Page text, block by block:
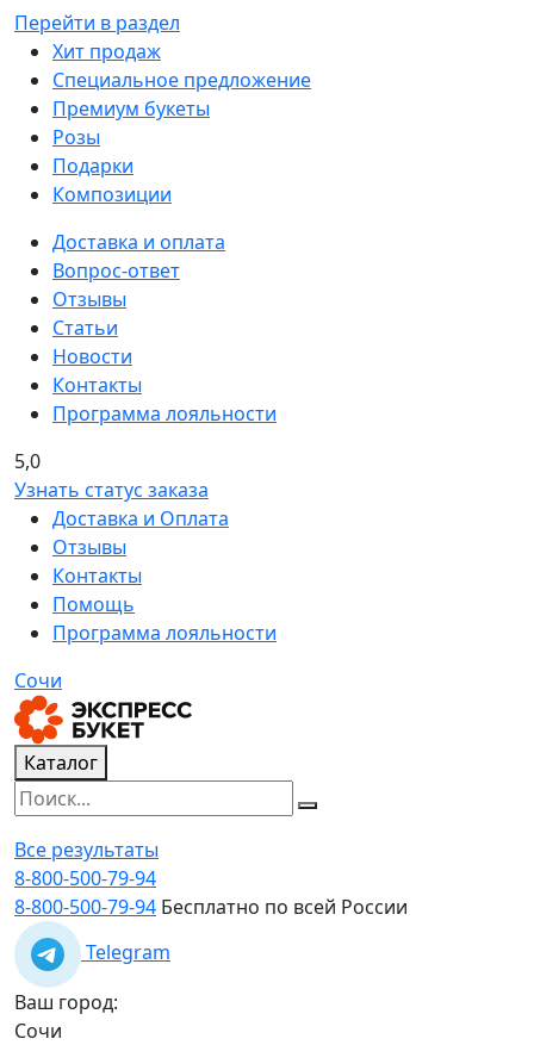
Перейти в раздел
Хит продаж
Специальное предложение
Премиум букеты
Розы
Подарки
Композиции
Доставка и оплата
Вопрос-ответ
Отзывы
Статьи
Новости
Контакты
Программа лояльности
5,0
Узнать статус заказа
Доставка и Оплата
Отзывы
Контакты
Помощь
Программа лояльности
Сочи
Каталог
Все результаты
8-800-500-79-94
8-800-500-79-94 Бесплатно по всей России
Telegram
Ваш город:
Сочи